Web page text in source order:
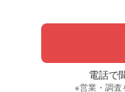
電話で
※営業・調査